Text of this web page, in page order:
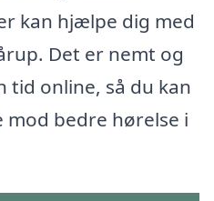
kan hjælpe dig med
Det er nemt og
tid online, så du kan
mod bedre hørelse i